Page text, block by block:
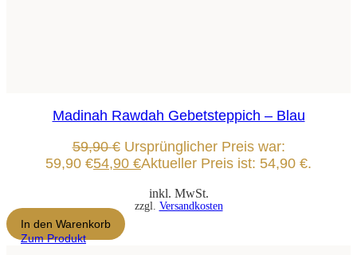
Madinah Rawdah Gebetsteppich – Blau
59,90€ Ursprünglicher Preis war:
59,90 €54,90 €Aktueller Preis ist: 54,90 €.
inkl. MwSt.
zzgl. Versandkosten
In den Warenkorb
Zum Produkt